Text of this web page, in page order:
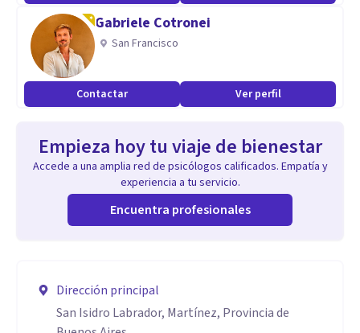
Gabriele Cotronei
San Francisco
Contactar Ver perfil
Empieza hoy tu viaje de bienestar
Accede a una amplia red de psicólogos calificados. Empatía y
experiencia a tu servicio.
Encuentra profesionales
Dirección principal
San Isidro Labrador, Martínez, Provincia de